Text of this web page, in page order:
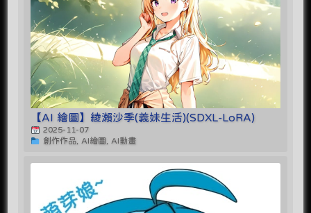
【AI 繪圖】綾瀨沙季(義妹生活)(SDXL-LoRA)
2025-11-07
創作作品, AI繪圖, AI動畫